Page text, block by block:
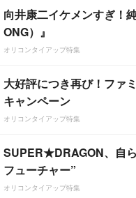
向井康二イケメンすぎ！
ONG）』
オリコンタイアップ特集
大好評につき再び！ファ
キャンペーン
オリコンタイアップ特集
SUPER★DRAGON、自
フューチャー”
オリコンタイアップ特集